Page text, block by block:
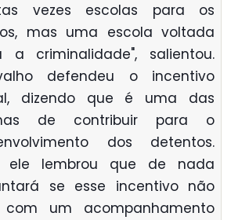
vezes escolas para os
mas uma escola voltada
a criminalidade", salientou.
defendeu o incentivo
dizendo que é uma das
de contribuir para o
dos detentos.
ele lembrou que de nada
se esse incentivo não
com um acompanhamento